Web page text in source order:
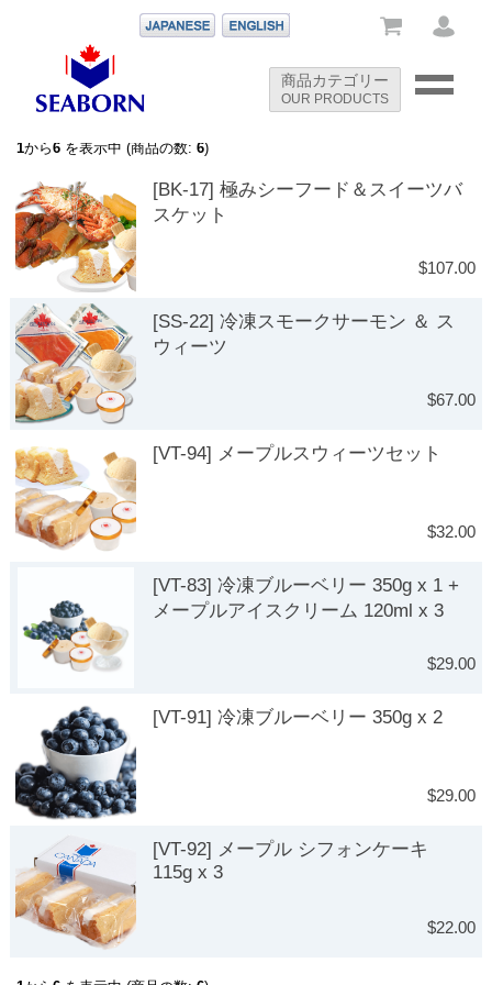
1から6 を表示中 (商品の数:6)
[BK-17] 極みシーフード＆スイーツバ
スケット
$107.00
[SS-22] 冷凍スモークサーモン ＆ ス
ウィーツ
$67.00
[VT-94] メープルスウィーツセット
$32.00
[VT-83] 冷凍ブルーベリー 350g x 1 +
メープルアイスクリーム 120ml x 3
$29.00
[VT-91] 冷凍ブルーベリー 350g x 2
$29.00
[VT-92] メープル シフォンケーキ
115g x 3
$22.00
商品カテゴリー
OUR PRODUCTS